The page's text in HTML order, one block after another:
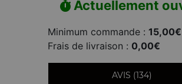
Actuellement
Minimum commande : 15,00€
Frais de livraison : 0,00€
AVIS (134)